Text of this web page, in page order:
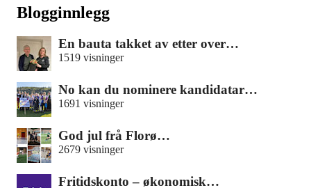
Blogginnlegg
En bauta takket av etter over…
1519 visninger
No kan du nominere kandidatar…
1691 visninger
God jul frå Florø…
2679 visninger
Fritidskonto – økonomisk…